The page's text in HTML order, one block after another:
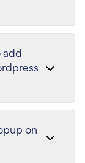
add
on